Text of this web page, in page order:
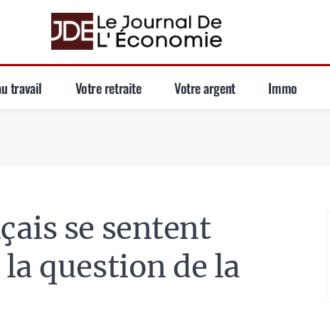
travail Votre retraite Votre argent Immo
se sentent
question de la